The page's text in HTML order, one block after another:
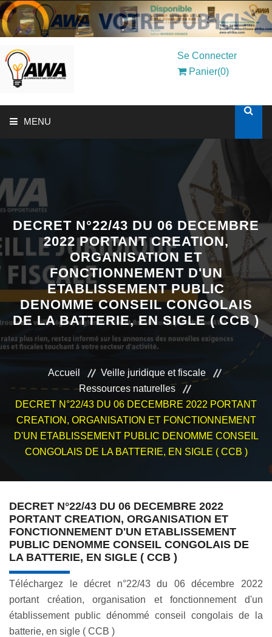
Se Connecter
Panier(0)
MENU
SOLUTIONS AUX ENTREPRISES
MON COMPTE
AWASHOP
VEILLE JURIDIQUE ET FISCALE
LES ANALYSES
DECRET N°22/43 DU 06 DECEMBRE
2022 PORTANT CREATION,
ORGANISATION ET
FONCTIONNEMENT D'UN
ETABLISSEMENT PUBLIC
DENOMME CONSEIL CONGOLAIS
DE LA BATTERIE, EN SIGLE ( CCB )
Accueil
Veille juridique et fiscale
Ressources naturelles
DECRET N°22/43 DU 06 DECEMBRE 2022 PORTANT
CREATION, ORGANISATION ET FONCTIONNEMENT
D'UN ETABLISSEMENT PUBLIC DENOMME CONSEIL
CONGOLAIS DE LA BATTERIE, EN SIGLE ( CCB )
DECRET N°22/43 DU 06 DECEMBRE 2022
PORTANT CREATION, ORGANISATION ET
FONCTIONNEMENT D'UN ETABLISSEMENT
PUBLIC DENOMME CONSEIL CONGOLAIS DE
LA BATTERIE, EN SIGLE ( CCB )
Téléchargez le décret n°22/43 du 06 décembre 2022
portant création, organisation et fonctionnement d'un
établissement public dénommé conseil congolais de la
batterie, en sigle ( CCB )